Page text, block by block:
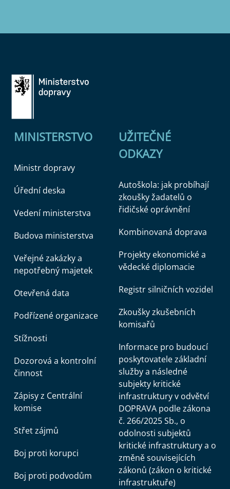
MINISTERSTVO
Ministr dopravy
Úřední deska
Vedení ministerstva
Budova ministerstva
Veřejné zakázky a
nepotřebný majetek
Otevřená data
Podřízené organizace
Stížnosti
Dozorová a kontrolní
činnost
Zápisy z Centrální
komise
Střet zájmů
Boj proti korupci
Boj proti podvodům
UŽITEČNÉ
ODKAZY
Autoškola: jak probíhají
zkoušky žadatelů o
řidičské oprávnění
Kombinovaná doprava
Projekty ekonomické a
vědecké diplomacie
Registr silničních vozidel
Zkoušky zkušebních
komisařů
Informace pro budoucí
poskytovatele základní
služby a následné
subjekty kritické
infrastruktury v odvětví
DOPRAVA podle zákona
č. 266/2025 Sb., o
odolnosti subjektů
kritické infrastruktury a o
změně souvisejících
zákonů (zákon o kritické
infrastruktuře)